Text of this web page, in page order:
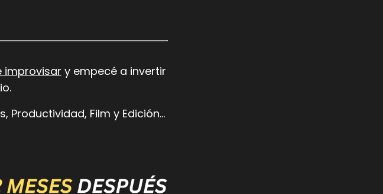
improvisar y empecé a invertir
Productividad, Film y Edición…